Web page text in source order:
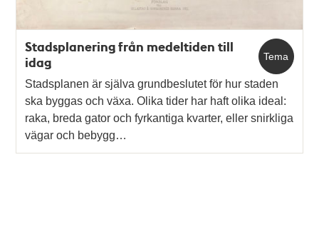
Tema
Stadsplanering från medeltiden till
idag
Stadsplanen är själva grundbeslutet för hur staden
ska byggas och växa. Olika tider har haft olika ideal:
raka, breda gator och fyrkantiga kvarter, eller snirkliga
vägar och bebygg…